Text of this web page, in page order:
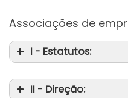
Associações de
I - Estatutos:
II - Direção: